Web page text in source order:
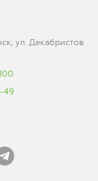
ул. Декабристов
49